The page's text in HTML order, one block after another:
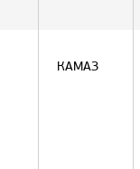
КАМАЗ